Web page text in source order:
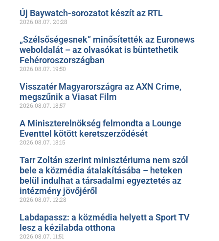
Új Baywatch-sorozatot készít az RTL
2026.08.07. 20:28
„Szélsőségesnek” minősítették az Euronews
weboldalát – az olvasókat is büntethetik
Fehéroroszországban
2026.08.07. 19:50
Visszatér Magyarországra az AXN Crime,
megszűnik a Viasat Film
2026.08.07. 18:57
A Miniszterelnökség felmondta a Lounge
Eventtel kötött keretszerződését
2026.08.07. 18:15
Tarr Zoltán szerint minisztériuma nem szól
bele a közmédia átalakításába – heteken
belül indulhat a társadalmi egyeztetés az
intézmény jövőjéről
2026.08.07. 12:28
Labdapassz: a közmédia helyett a Sport TV
lesz a kézilabda otthona
2026.08.07. 11:51